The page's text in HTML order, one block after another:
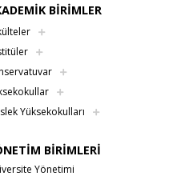
BİRİMLER
Yüksekokulları
BİRİMLERİ
Yönetimi